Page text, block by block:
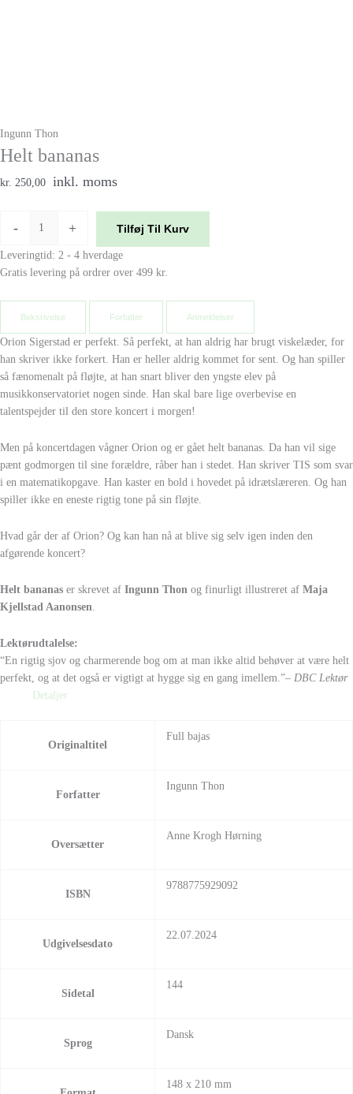
Ingunn Thon
Helt bananas
kr. 250,00 inkl. moms
- + Tilføj Til Kurv
Leveringtid: 2 - 4 hverdage
Gratis levering på ordrer over 499 kr.
Beksrivelse Forfatter Anmeldelser
Orion Sigerstad er perfekt. Så perfekt, at han aldrig har brugt viskelæder, for
han skriver ikke forkert. Han er heller aldrig kommet for sent. Og han spiller
så fænomenalt på fløjte, at han snart bliver den yngste elev på
musikkonservatoriet nogen sinde. Han skal bare lige overbevise en
talentspejder til den store koncert i morgen!
Men på koncertdagen vågner Orion og er gået helt bananas. Da han vil sige
pænt godmorgen til sine forældre, råber han i stedet. Han skriver TIS som svar
i en matematikopgave. Han kaster en bold i hovedet på idrætslæreren. Og han
spiller ikke en eneste rigtig tone på sin fløjte.
Hvad går der af Orion? Og kan han nå at blive sig selv igen inden den
afgørende koncert?
Helt bananas er skrevet af Ingunn Thon og finurligt illustreret af Maja
Kjellstad Aanonsen
Lektørudtalelse:
“En rigtig sjov og charmerende bog om at man ikke altid behøver at være helt
perfekt, og at det også er vigtigt at hygge sig en gang imellem.”– DBC Lektør
Detaljer
Originaltitel
Full bajas
Forfatter
Ingunn Thon
Oversætter
Anne Krogh Hørning
ISBN
9788775929092
Udgivelsesdato
22.07.2024
Sidetal
144
Sprog
Dansk
148 x 210 mm